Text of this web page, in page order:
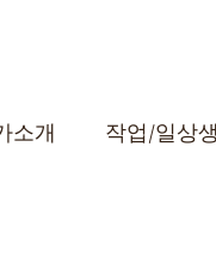
소개 작업/일상